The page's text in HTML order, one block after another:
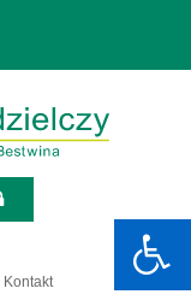
Kontakt